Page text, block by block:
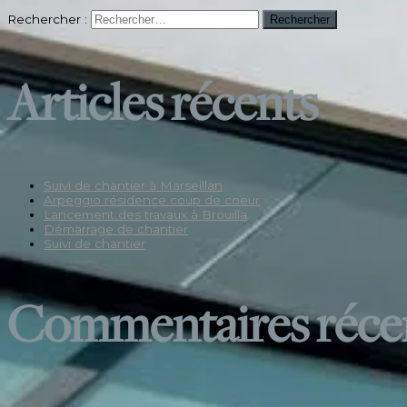
Rechercher :
Articles récents
Suivi de chantier à Marseillan
Arpeggio résidence coup de coeur
Lancement des travaux à Brouilla
Démarrage de chantier
Suivi de chantier
Commentaires